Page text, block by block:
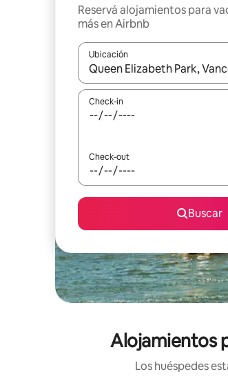
Reservá alojamientos para
más en Airbnb
Ubicación
Cuando los resultados estén
Check-in
Check-out
Buscar
Alojamientos
Los huéspedes